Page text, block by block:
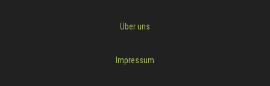
Über uns
Impressum